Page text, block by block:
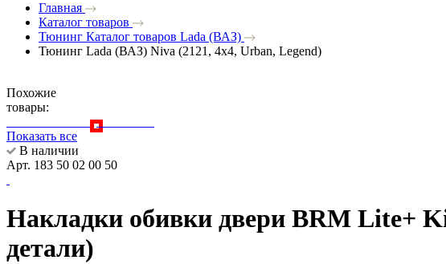
Главная
Каталог товаров
Тюнинг Каталог товаров Lada (ВАЗ)
Тюнинг Lada (ВАЗ) Niva (2121, 4x4, Urban, Legend)
Похожие
товары:
Показать все
В наличии
Арт. 183 50 02 00 50
Накладки обивки двери BRM Lite+
детали)